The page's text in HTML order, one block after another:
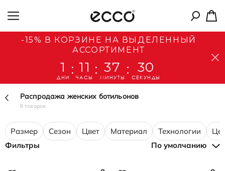
-15% В КОРЗИНЕ НА ВЫДЕЛЕННЫЙ
АССОРТИМЕНТ
1
ДНИ
: 11
ЧАСЫ
: 37
МИНУТЫ
: 29
СЕКУНДЫ
Распродажа женских ботильонов
8 товаров
Размер Сезон Цвет Материал Технологии
Фильтры
По умолчанию